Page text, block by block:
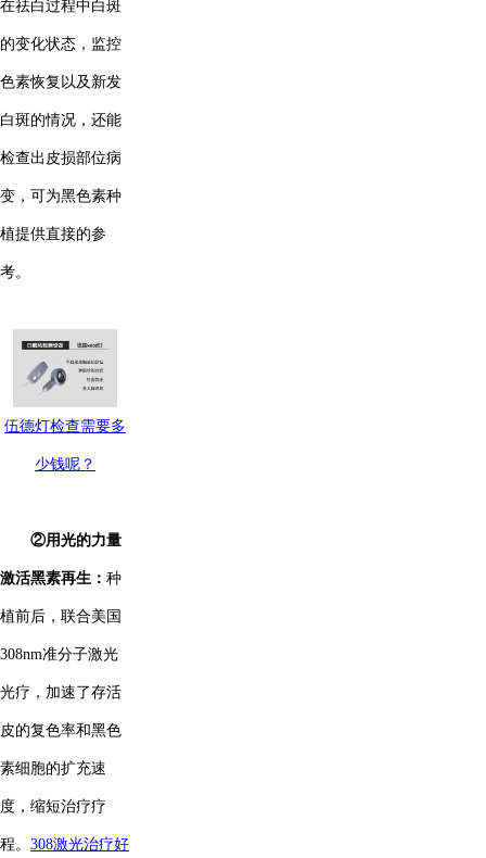
在祛白过程中白斑
的变化状态，监控
色素恢复以及新发
白斑的情况，还能
检查出皮损部位病
变，可为黑色素种
植提供直接的参
考。
伍德灯检查需要多
少钱呢？
②用光的力量
激活黑素再生： 种
植前后，联合美国
308nm准分子激光
光疗，加速了存活
皮的复色率和黑色
素细胞的扩充速
度，缩短治疗疗
程。 308激光治疗好